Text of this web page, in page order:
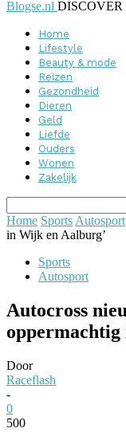
Blogse.nl
Home
Lifestyle
Beauty & mode
Reizen
Gezondheid
Dieren
Geld
Liefde
Ouders
Wonen
Zakelijk
Home Sports Autosport
in Wijk en Aalburg’
Sports
Autosport
Autocross
Door
Raceflash
-
0
500